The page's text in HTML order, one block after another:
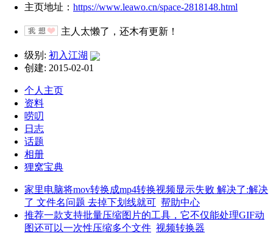
主页地址： https://www.leawo.cn/space-2818148.html
主人太懒了，还木有更新！
级别: 初入江湖
创建: 2015-02-01
个人主页
资料
唠叨
日志
话题
相册
狸窝宝典
家里电脑将mov转换成mp4转换视频显示失败 解决了:解决
了 文件名问题 去掉下划线就可 帮助中心
推荐一款支持批量压缩图片的工具，它不仅能处理GIF动
图还可以一次性压缩多个文件 视频转换器